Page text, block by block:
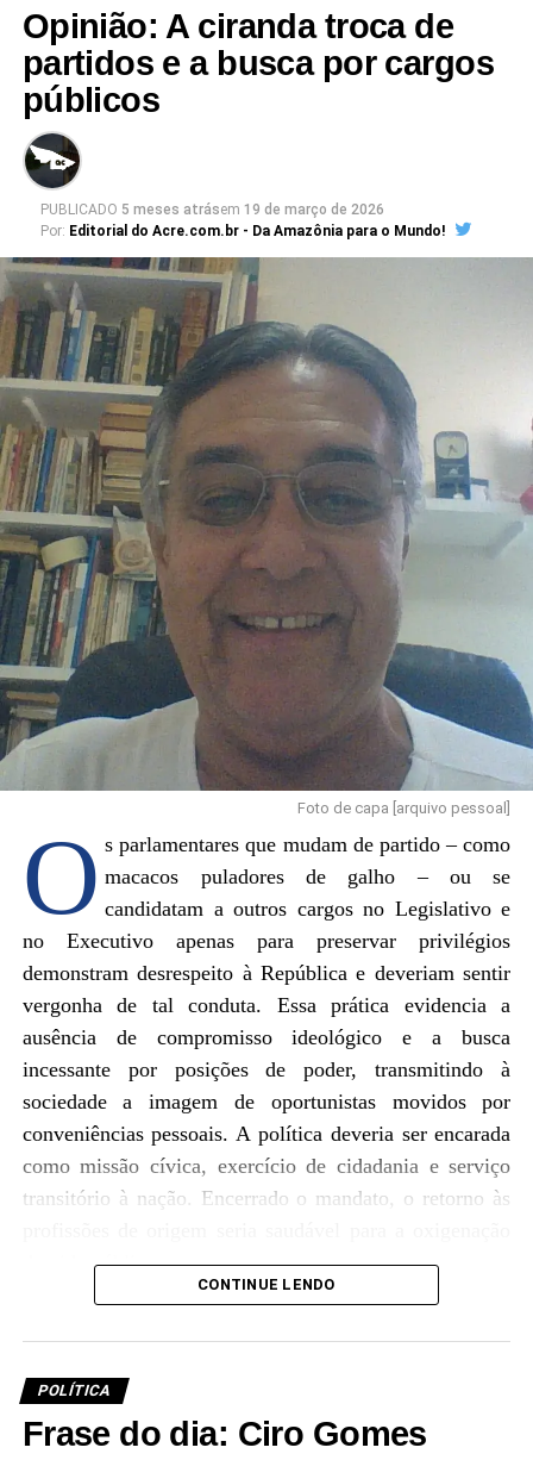
Opinião: A ciranda troca de
partidos e a busca por cargos
públicos
PUBLICADO 5 meses atrásem 19 de março de 2026
Por: Editorial do Acre.com.br - Da Amazônia para o Mundo!
Foto de capa [arquivo pessoal]
O s parlamentares que mudam de partido – como
macacos puladores de galho – ou se
candidatam a outros cargos no Legislativo e
no Executivo apenas para preservar privilégios
demonstram desrespeito à República e deveriam sentir
vergonha de tal conduta. Essa prática evidencia a
ausência de compromisso ideológico e a busca
incessante por posições de poder, transmitindo à
sociedade a imagem de oportunistas movidos por
conveniências pessoais. A política deveria ser encarada
como missão cívica, exercício de cidadania e serviço
transitório à nação. Encerrado o mandato, o retorno às
da vida pública.
serviço público, mas um negócio lucrativo. Como já
destacou o jornalEl País, ser político no Brasil é um
grande negócio, dadas as vantagens conferidas e
CONTINUE LENDO
POLÍTICA
Frase do dia: Ciro Gomes